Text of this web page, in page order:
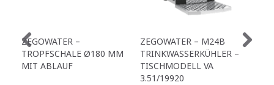
ZEGOWATER –
TROPFSCHALE Ø180 MM
MIT ABLAUF
ZEGOWATER – M24B
TRINKWASSERKÜHLER –
TISCHMODELL VA
3.51/19920